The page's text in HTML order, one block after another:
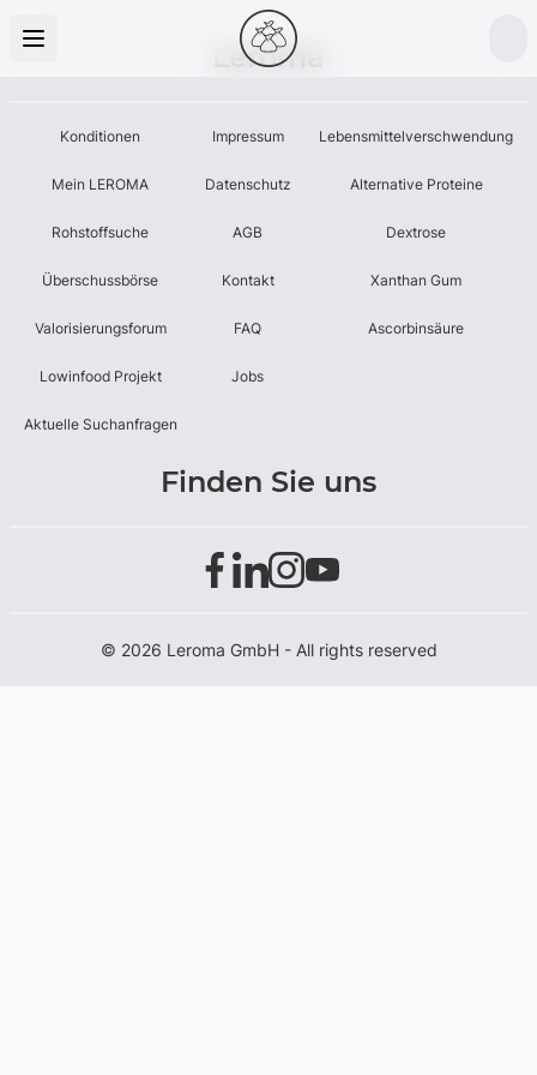
Leroma
Konditionen
Mein LEROMA
Rohstoffsuche
Überschussbörse
Valorisierungsforum
Lowinfood Projekt
Aktuelle Suchanfragen
Impressum
Datenschutz
AGB
Kontakt
FAQ
Jobs
Lebensmittelverschwendung
Alternative Proteine
Dextrose
Xanthan Gum
Ascorbinsäure
Finden Sie uns
© 2026 Leroma GmbH - All rights reserved